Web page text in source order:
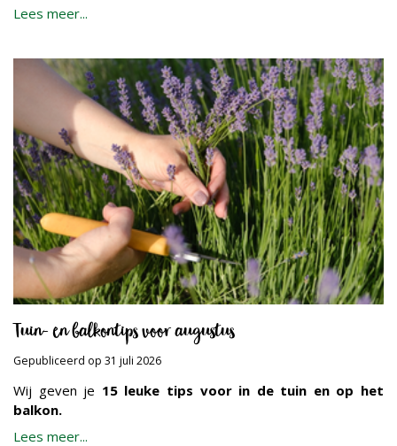
Lees meer...
Tuin- en balkontips voor augustus
Gepubliceerd op 31 juli 2026
Wij geven je 15 leuke tips voor in de tuin en op het
balkon.
Lees meer...